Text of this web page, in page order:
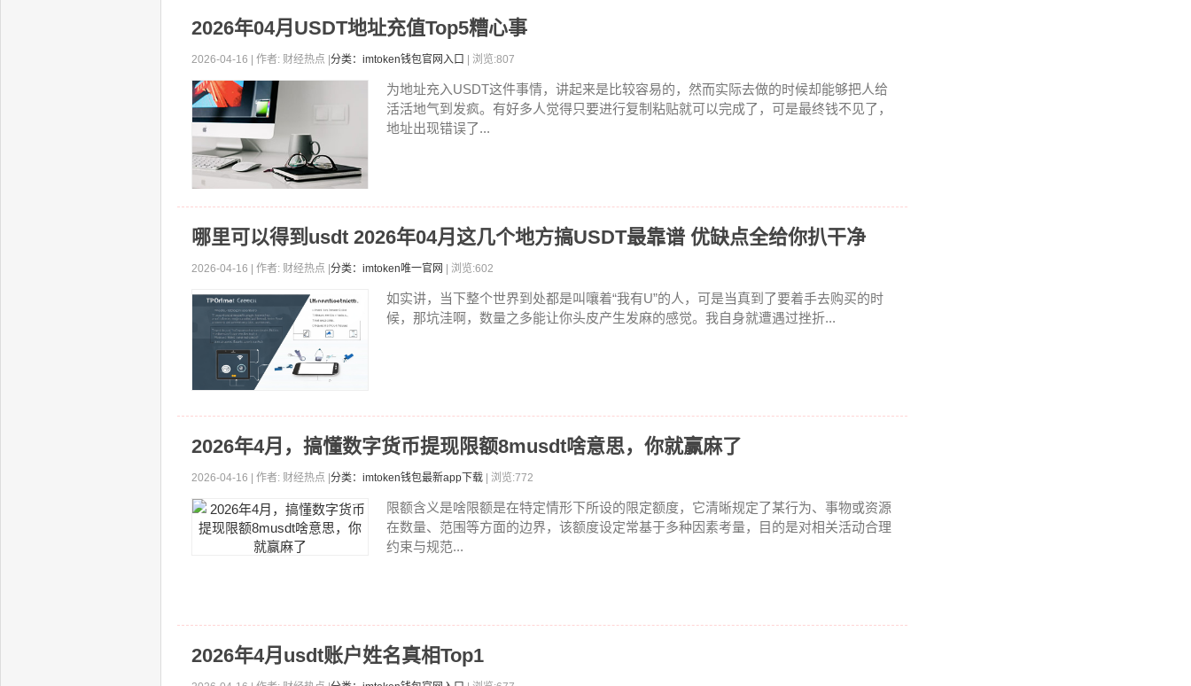
2026年04月USDT地址充值Top5糟心事
2026-04-16 | 作者: 财经热点 | 分类：imtoken钱包官网入口 | 浏览:807
为地址充入USDT这件事情，讲起来是比较容易的，然而实际去做的时候却能够把人给
活活地气到发疯。有好多人觉得只要进行复制粘贴就可以完成了，可是最终钱不见了，
地址出现错误了...
哪里可以得到usdt 2026年04月这几个地方搞USDT最靠谱 优缺点全给你扒干净
2026-04-16 | 作者: 财经热点 | 分类：imtoken唯一官网 | 浏览:602
如实讲，当下整个世界到处都是叫嚷着“我有U”的人，可是当真到了要着手去购买的时
候，那坑洼啊，数量之多能让你头皮产生发麻的感觉。我自身就遭遇过挫折...
2026年4月，搞懂数字货币提现限额8musdt啥意思，你就赢麻了
2026-04-16 | 作者: 财经热点 | 分类：imtoken钱包最新app下载 | 浏览:772
限额含义是啥限额是在特定情形下所设的限定额度，它清晰规定了某行为、事物或资源
在数量、范围等方面的边界，该额度设定常基于多种因素考量，目的是对相关活动合理
约束与规范...
2026年4月usdt账户姓名真相Top1